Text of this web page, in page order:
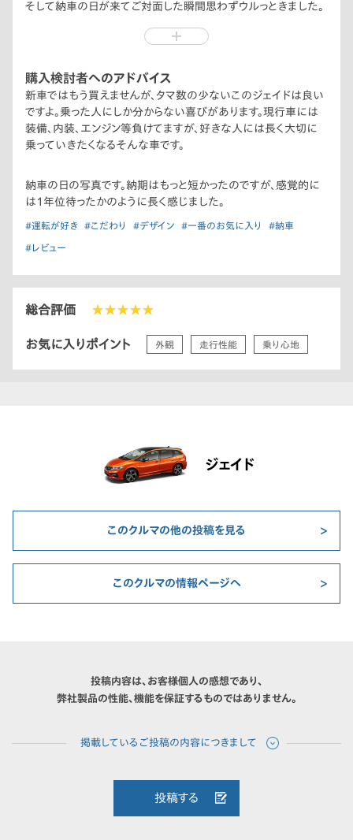
そして納車の日が来てご対面した瞬間思わずウルっときました。
レアさ。買ってよかった〜と叫びたくなるのを抑えている瞬間でし
そして前車とのお別れの記念に新車とのツーショットを撮りまし
た。
購入検討者へのアドバイス
新車ではもう買えませんが、タマ数の少ないこのジェイドは良い
ですよ。乗った人にしか分からない喜びがあります。現行車には
装備、内装、エンジン等負けてますが、好きな人には長く大切に
乗っていきたくなるそんな車です。
納車の日の写真です。納期はもっと短かったのですが、感覚的に
は1年位待ったかのように長く感じました。
#運転が好き #こだわり #デザイン #一番のお気に入り #納車
#レビュー
総合評価 ★★★★★
お気に入りポイント 外観 走行性能 乗り心地
ジェイド
このクルマの他の投稿を見る
このクルマの情報ページへ
投稿内容は、お客様個人の感想であり、
弊社製品の性能、機能を保証するものではありません。
投稿する